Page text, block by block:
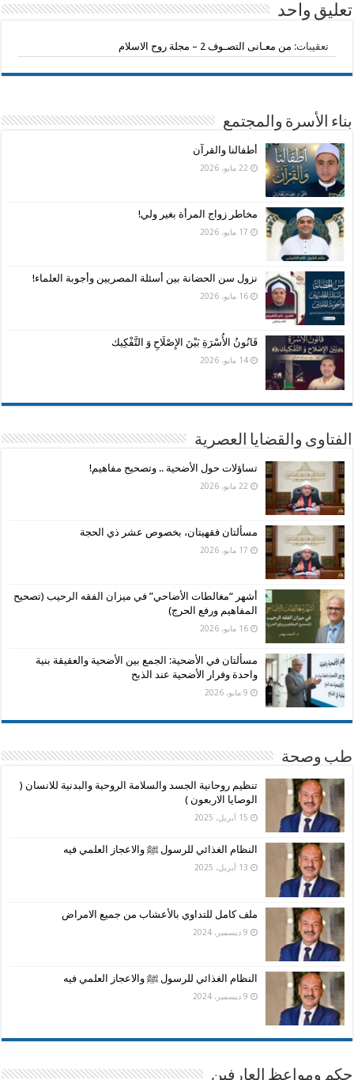
تعليق واحد
تعقيبات: من معـانى التصـوف 2 – مجلة روح الاسلام
بناء الأسرة والمجتمع
أطفالنا والقرآن
22 مايو، 2026
مخاطر زواج المرأة بغير ولي!
17 مايو، 2026
نزول سن الحضانة بين أسئلة المصريين وأجوبة العلماء!
16 مايو، 2026
قَانُونُ الأُسْرَةِ بَيْنَ الإِصْلَاحِ وَ التَّفْكِيك
14 مايو، 2026
الفتاوى والقضايا العصرية
تساؤلات حول الأضحية .. وتصحيح مفاهيم!
22 مايو، 2026
مسألتان فقهيتان، بخصوص عشر ذي الحجة
17 مايو، 2026
أشهر “مغالطات الأضاحي” في ميزان الفقه الرحيب (تصحيح
المفاهيم ورفع الحرج)
16 مايو، 2026
مسألتان في الأضحية: الجمع بين الأضحية والعقيقة بنية
واحدة وفرار الأضحية عند الذبح
9 مايو، 2026
طب وصحة
تنظيم روحانية الجسد والسلامة الروحية والبدنية للانسان (
الوصايا الاربعون )
15 أبريل، 2025
النظام الغذائي للرسول ﷺ والاعجاز العلمي فيه
13 أبريل، 2025
ملف كامل للتداوي بالأعشاب من جميع الامراض
9 ديسمبر، 2024
النظام الغذائي للرسول ﷺ والاعجاز العلمي فيه
9 ديسمبر، 2024
حكم ومواعظ العارفين